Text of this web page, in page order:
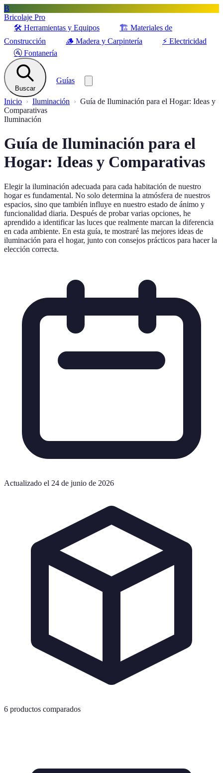
B
Bricolaje Pro
🛠️ Herramientas y Equipos 🏗️ Materiales de
Construcción
🪵 Madera y Carpintería ⚡ Electricidad
🚰 Fontanería
Buscar
Guías
Inicio Iluminación
Guía de Iluminación para el Hogar: Ideas y
Comparativas
Iluminación
Guía de Iluminación para el
Hogar: Ideas y Comparativas
Elegir la iluminación adecuada para cada habitación de nuestro
hogar es fundamental. No solo determina la atmósfera de nuestros
espacios, sino que también influye en nuestro estado de ánimo y
funcionalidad diaria. Después de probar varias opciones, he
aprendido a identificar las luces que realmente marcan la diferencia
en cada ambiente. En esta guía, te mostraré las mejores ideas de
iluminación para el hogar, junto con consejos prácticos para hacer la
elección correcta.
Actualizado el 24 de junio de 2026
6 productos comparados